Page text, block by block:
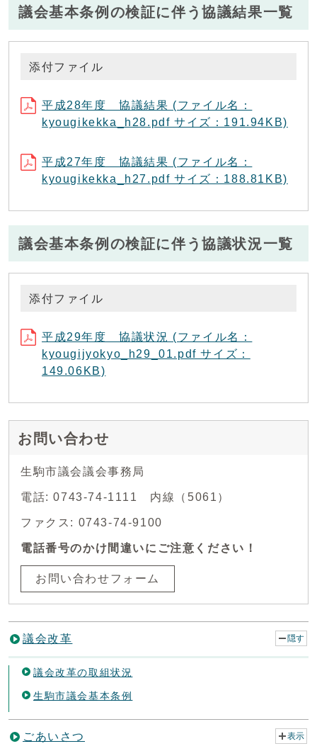
議会基本条例の検証に伴う協議結果一覧
添付ファイル
平成28年度 協議結果 (ファイル名：
kyougikekka_h28.pdf サイズ：191.94KB)
平成27年度 協議結果 (ファイル名：
kyougikekka_h27.pdf サイズ：188.81KB)
議会基本条例の検証に伴う協議状況一覧
添付ファイル
平成29年度 協議状況 (ファイル名：
kyougijyokyo_h29_01.pdf サイズ：
149.06KB)
お問い合わせ
生駒市議会議会事務局
電話: 0743-74-1111 内線（5061）
ファクス: 0743-74-9100
電話番号のかけ間違いにご注意ください！
お問い合わせフォーム
議会改革 隠す
議会改革の取組状況
生駒市議会基本条例
ごあいさつ 表示